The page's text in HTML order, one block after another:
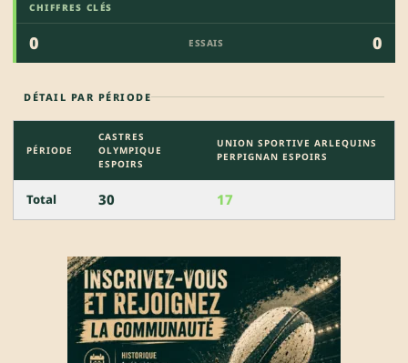
CHIFFRES CLÉS
0 ESSAIS 0
DÉTAIL PAR PÉRIODE
PÉRIODE
CASTRES
OLYMPIQUE
ESPOIRS
UNION SPORTIVE ARLEQUINS
PERPIGNAN ESPOIRS
Total 30 17